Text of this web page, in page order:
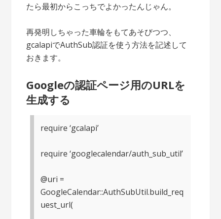
たら最初からこっちでよかったんじゃん。
再発明しちゃった車輪をもてあそびつつ、
gcalapiでAuthSub認証を使う方法を記述して
おきます。
Googleの認証ページ用のURLを
生成する
require ‘gcalapi’
require ‘googlecalendar/auth_sub_util’
@uri =
GoogleCalendar::AuthSubUtil.build_req
uest_url(